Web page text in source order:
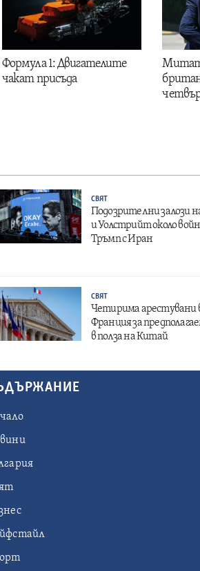
Формула 1: Двигателите
чакат присъда
СВЯТ
Подозрителни залози
и Уолстрийт около
Тръмп с Иран
СВЯТ
Четирима арестувани
Франция за
в полза на Китай